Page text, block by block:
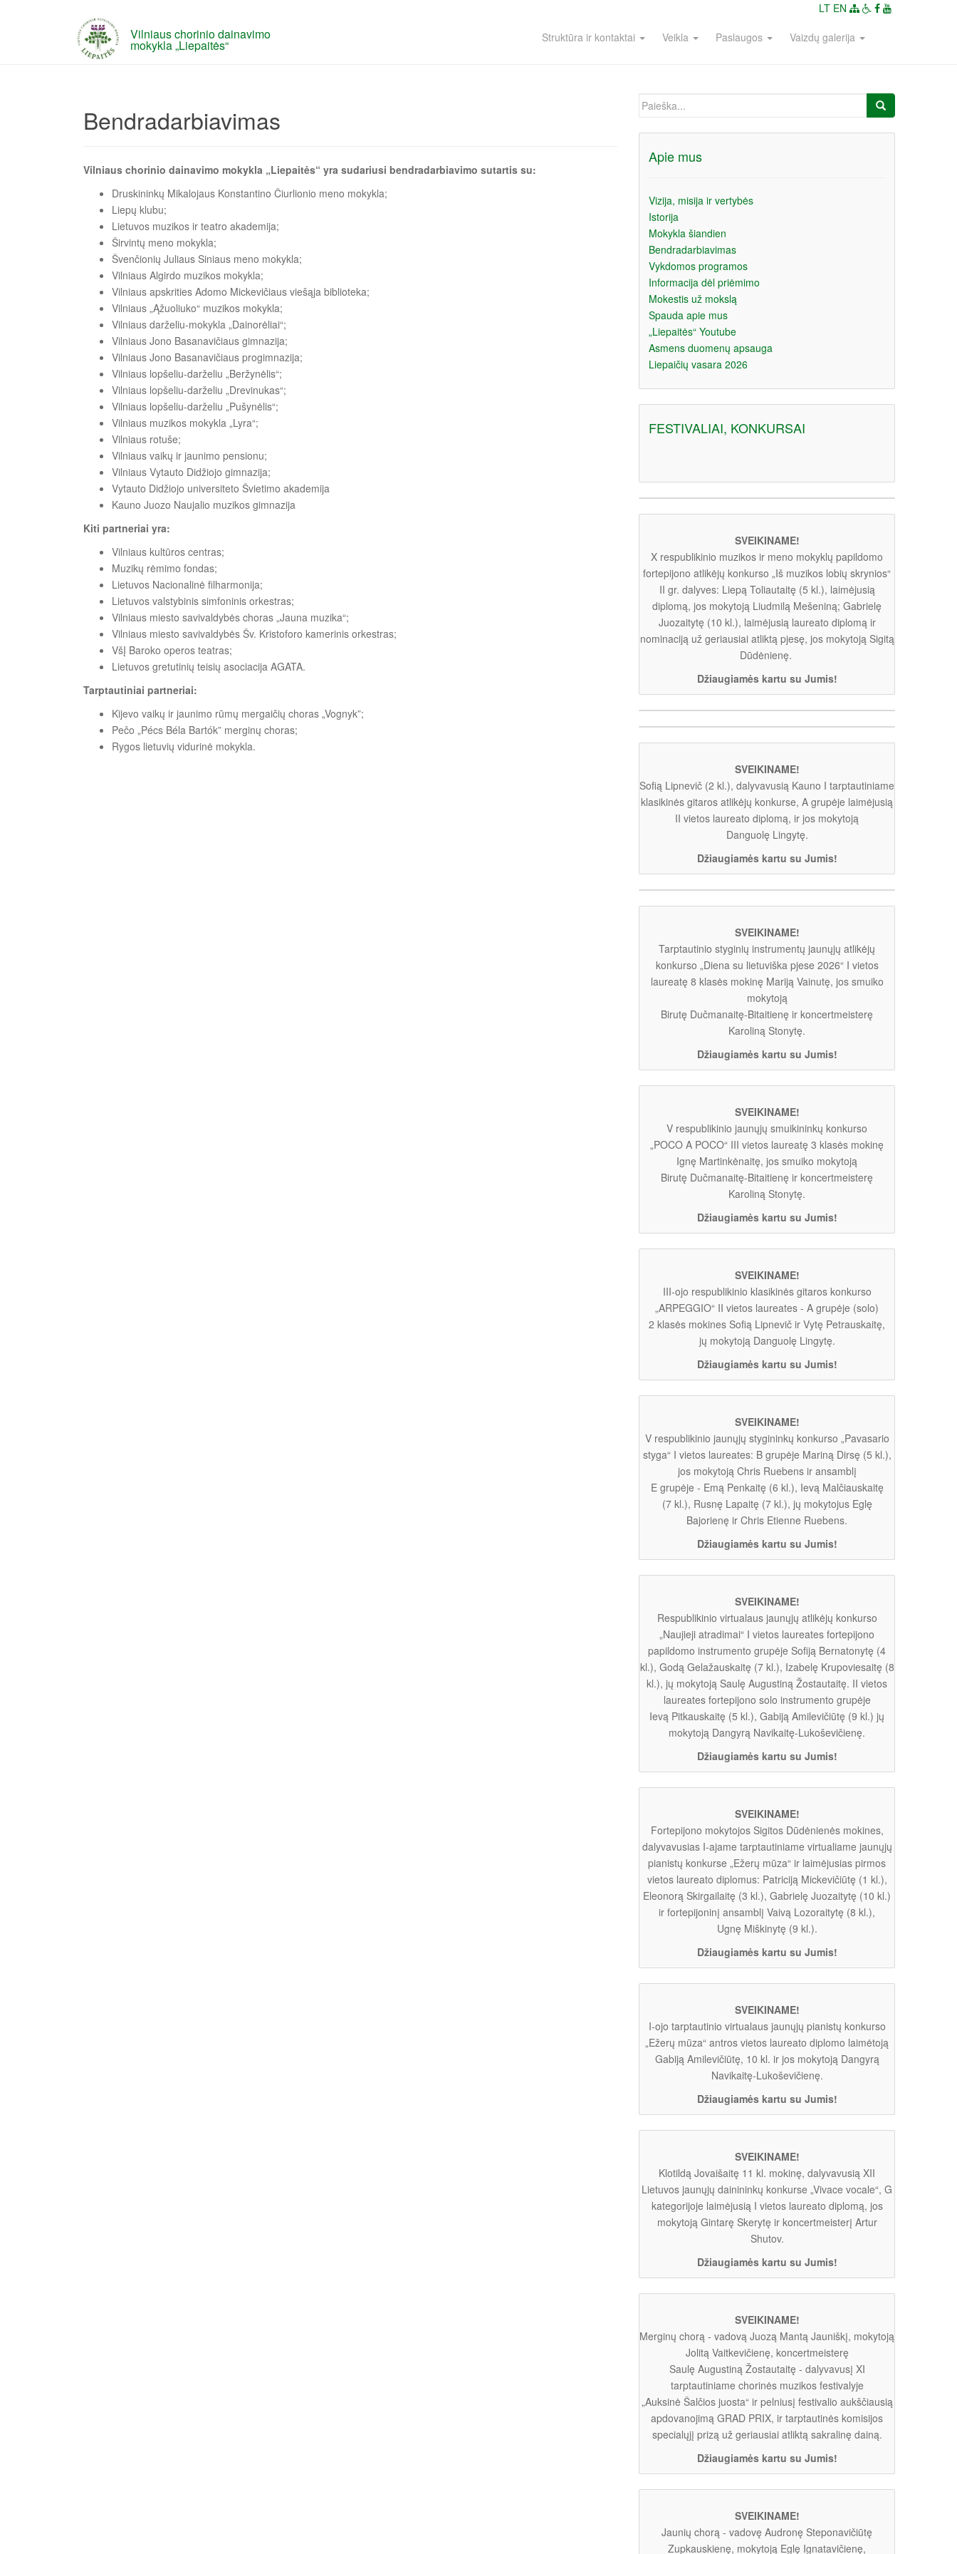
Vilniaus chorinio dainavimo
mokykla „Liepaitės“
LT EN
Struktūra ir kontaktai Veikla Paslaugos Vaizdų galerija
Bendradarbiavimas
Vilniaus chorinio dainavimo mokykla „Liepaitės“ yra sudariusi bendradarbiavimo sutartis su:
Druskininkų Mikalojaus Konstantino Čiurlionio meno mokykla;
Liepų klubu;
Lietuvos muzikos ir teatro akademija;
Širvintų meno mokykla;
Švenčionių Juliaus Siniaus meno mokykla;
Vilniaus Algirdo muzikos mokykla;
Vilniaus apskrities Adomo Mickevičiaus viešąja biblioteka;
Vilniaus „Ąžuoliuko“ muzikos mokykla;
Vilniaus darželiu-mokykla „Dainorėliai“;
Vilniaus Jono Basanavičiaus gimnazija;
Vilniaus Jono Basanavičiaus progimnazija;
Vilniaus lopšeliu-darželiu „Beržynėlis“;
Vilniaus lopšeliu-darželiu „Drevinukas“;
Vilniaus lopšeliu-darželiu „Pušynėlis“;
Vilniaus muzikos mokykla „Lyra“;
Vilniaus rotuše;
Vilniaus vaikų ir jaunimo pensionu;
Vilniaus Vytauto Didžiojo gimnazija;
Vytauto Didžiojo universiteto Švietimo akademija
Kauno Juozo Naujalio muzikos gimnazija
Kiti partneriai yra:
Vilniaus kultūros centras;
Muzikų rėmimo fondas;
Lietuvos Nacionalinė filharmonija;
Lietuvos valstybinis simfoninis orkestras;
Vilniaus miesto savivaldybės choras „Jauna muzika“;
Vilniaus miesto savivaldybės Šv. Kristoforo kamerinis orkestras;
VšĮ Baroko operos teatras;
Lietuvos gretutinių teisių asociacija AGATA.
Tarptautiniai partneriai:
Kijevo vaikų ir jaunimo rūmų mergaičių choras „Vognyk”;
Pečo „Pécs Béla Bartók” merginų choras;
Rygos lietuvių vidurinė mokykla.
Ieškoti:
Apie mus
Vizija, misija ir vertybės
Istorija
Mokykla šiandien
Bendradarbiavimas
Vykdomos programos
Informacija dėl priėmimo
Mokestis už mokslą
Spauda apie mus
„Liepaitės“ Youtube
Asmens duomenų apsauga
Liepaičių vasara 2026
FESTIVALIAI, KONKURSAI
SVEIKINAME!
X respublikinio muzikos ir meno mokyklų papildomo
fortepijono atlikėjų konkurso „Iš muzikos lobių skrynios“
II gr. dalyves: Liepą Toliautaitę (5 kl.), laimėjusią
diplomą, jos mokytoją Liudmilą Mešeniną; Gabrielę
Juozaitytę (10 kl.), laimėjusią laureato diplomą ir
nominaciją už geriausiai atliktą pjesę, jos mokytoją Sigitą
Dūdėnienę.
Džiaugiamės kartu su Jumis!
SVEIKINAME!
Sofią Lipnevič (2 kl.), dalyvavusią Kauno I tarptautiniame
klasikinės gitaros atlikėjų konkurse, A grupėje laimėjusią
II vietos laureato diplomą, ir jos mokytoją
Danguolę Lingytę.
Džiaugiamės kartu su Jumis!
SVEIKINAME!
Tarptautinio styginių instrumentų jaunųjų atlikėjų
konkurso „Diena su lietuviška pjese 2026“ I vietos
laureatę 8 klasės mokinę Mariją Vainutę, jos smuiko
mokytoją
Birutę Dučmanaitę-Bitaitienę ir koncertmeisterę
Karoliną Stonytę.
Džiaugiamės kartu su Jumis!
SVEIKINAME!
V respublikinio jaunųjų smuikininkų konkurso
„POCO A POCO“ III vietos laureatę 3 klasės mokinę
Ignę Martinkėnaitę, jos smuiko mokytoją
Birutę Dučmanaitę-Bitaitienę ir koncertmeisterę
Karoliną Stonytę.
Džiaugiamės kartu su Jumis!
SVEIKINAME!
III-ojo respublikinio klasikinės gitaros konkurso
„ARPEGGIO“ II vietos laureates - A grupėje (solo)
2 klasės mokines Sofią Lipnevič ir Vytę Petrauskaitę,
jų mokytoją Danguolę Lingytę.
Džiaugiamės kartu su Jumis!
SVEIKINAME!
V respublikinio jaunųjų stygininkų konkurso „Pavasario
styga“ I vietos laureates: B grupėje Mariną Dirsę (5 kl.),
jos mokytoją Chris Ruebens ir ansamblį
E grupėje - Emą Penkaitę (6 kl.), Ievą Malčiauskaitę
(7 kl.), Rusnę Lapaitę (7 kl.), jų mokytojus Eglę
Bajorienę ir Chris Etienne Ruebens.
Džiaugiamės kartu su Jumis!
SVEIKINAME!
Respublikinio virtualaus jaunųjų atlikėjų konkurso
„Naujieji atradimai“ I vietos laureates fortepijono
papildomo instrumento grupėje Sofiją Bernatonytę (4
kl.), Godą Gelažauskaitę (7 kl.), Izabelę Krupoviesaitę (8
kl.), jų mokytoją Saulę Augustiną Žostautaitę. II vietos
laureates fortepijono solo instrumento grupėje
Ievą Pitkauskaitę (5 kl.), Gabiją Amilevičiūtę (9 kl.) jų
mokytoją Dangyrą Navikaitę-Lukoševičienę.
Džiaugiamės kartu su Jumis!
SVEIKINAME!
Fortepijono mokytojos Sigitos Dūdėnienės mokines,
dalyvavusias I-ajame tarptautiniame virtualiame jaunųjų
pianistų konkurse „Ežerų mūza“ ir laimėjusias pirmos
vietos laureato diplomus: Patriciją Mickevičiūtę (1 kl.),
Eleonorą Skirgailaitę (3 kl.), Gabrielę Juozaitytę (10 kl.)
ir fortepijoninį ansamblį Vaivą Lozoraitytę (8 kl.),
Ugnę Miškinytę (9 kl.).
Džiaugiamės kartu su Jumis!
SVEIKINAME!
I-ojo tarptautinio virtualaus jaunųjų pianistų konkurso
„Ežerų mūza“ antros vietos laureato diplomo laimėtoją
Gabiją Amilevičiūtę, 10 kl. ir jos mokytoją Dangyrą
Navikaitę-Lukoševičienę.
Džiaugiamės kartu su Jumis!
SVEIKINAME!
Klotildą Jovaišaitę 11 kl. mokinę, dalyvavusią XII
Lietuvos jaunųjų dainininkų konkurse „Vivace vocale“, G
kategorijoje laimėjusią I vietos laureato diplomą, jos
mokytoją Gintarę Skerytę ir koncertmeisterį Artur
Shutov.
Džiaugiamės kartu su Jumis!
SVEIKINAME!
Merginų chorą - vadovą Juozą Mantą Jauniškį, mokytoją
Jolitą Vaitkevičienę, koncertmeisterę
Saulę Augustiną Žostautaitę - dalyvavusį XI
tarptautiniame chorinės muzikos festivalyje
„Auksinė Šalčios juosta“ ir pelniusį festivalio aukščiausią
apdovanojimą GRAD PRIX, ir tarptautinės komisijos
specialųjį prizą už geriausiai atliktą sakralinę dainą.
Džiaugiamės kartu su Jumis!
SVEIKINAME!
Jaunių chorą - vadovę Audronę Steponavičiūtę
Zupkauskienę, mokytoją Eglę Ignatavičienę,